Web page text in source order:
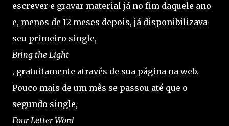
escrever e gravar material já no fim daquele ano
e, menos de 12 meses depois, já disponibilizava
seu primeiro single,
Bring the Light
, gratuitamente através de sua página na web.
Pouco mais de um mês se passou até que o
segundo single,
Four Letter Word